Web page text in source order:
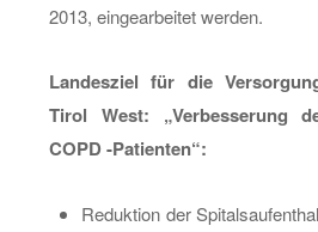
2013, ein­ge­ar­bei­tet wer­den.
Lan­des­ziel für die
Tirol West: „Ver­bes­se­rung
COPD -Pa­ti­en­ten“:
Re­duk­ti­on der